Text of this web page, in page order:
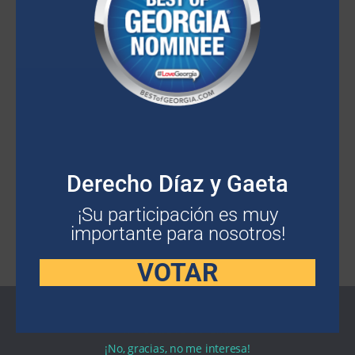
Derecho Díaz y Gaeta
¡Su participación es muy
importante para nosotros!
VOTAR
¡No, gracias, no me interesa!